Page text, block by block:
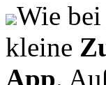
Wie
kleine
App.